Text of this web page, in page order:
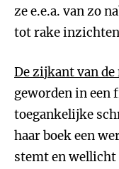
ze e.e.a. van zo
tot rake
De zijkant van de
geworden in een
toegankelijke
haar boek een
stemt en wellicht